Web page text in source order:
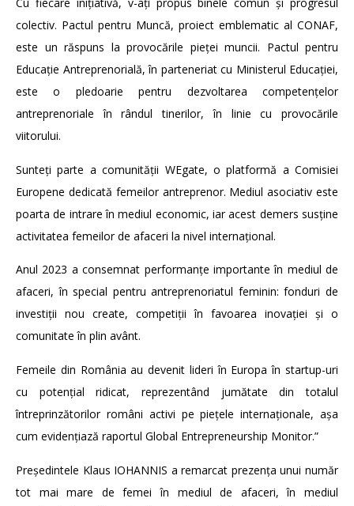
colectiv. Pactul pentru Muncă, proiect emblematic al CONAF,
este un răspuns la provocările pieței muncii. Pactul pentru
Educație Antreprenorială, în parteneriat cu Ministerul Educației,
este o pledoarie pentru dezvoltarea competențelor
antreprenoriale în rândul tinerilor, în linie cu provocările
viitorului.
Sunteți parte a comunității WEgate, o platformă a Comisiei
Europene dedicată femeilor antreprenor. Mediul asociativ este
poarta de intrare în mediul economic, iar acest demers susține
activitatea femeilor de afaceri la nivel internațional.
Anul 2023 a consemnat performanțe importante în mediul de
afaceri, în special pentru antreprenoriatul feminin: fonduri de
investiții nou create, competiții în favoarea inovației și o
comunitate în plin avânt.
Femeile din România au devenit lideri în Europa în startup-uri
cu potențial ridicat, reprezentând jumătate din totalul
întreprinzătorilor români activi pe piețele internaționale, așa
cum evidențiază raportul Global Entrepreneurship Monitor.”
Președintele Klaus IOHANNIS a remarcat prezența unui număr
tot mai mare de femei în mediul de afaceri, în mediul